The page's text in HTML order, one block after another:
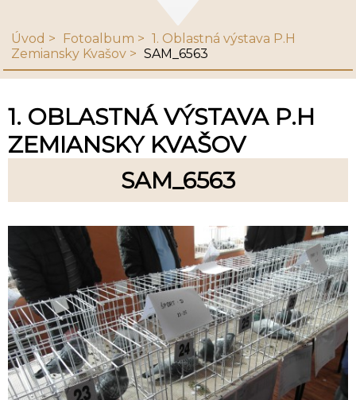
Úvod Fotoalbum
1. Oblastná výstava P.H
Zemiansky Kvašov
SAM_6563
1. OBLASTNÁ VÝSTAVA P.H
ZEMIANSKY KVAŠOV
SAM_6563